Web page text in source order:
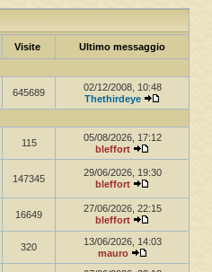
Visite Ultimo messaggio
645689
02/12/2008, 10:48
Thethirdeye
115
05/08/2026, 17:12
bleffort
147345
29/06/2026, 19:30
bleffort
16649
27/06/2026, 22:15
bleffort
320
13/06/2026, 14:03
mauro